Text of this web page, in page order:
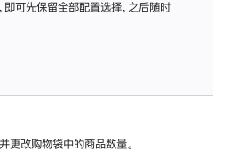
即可先保留全部配置选择，之后随时
更改购物袋中的商品数量。